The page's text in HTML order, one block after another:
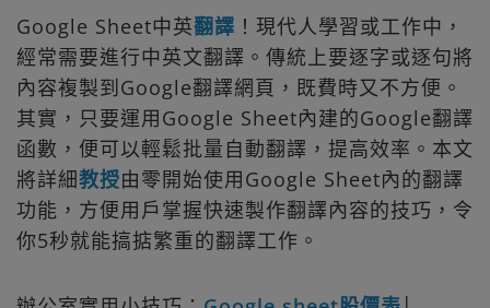
Google Sheet中英翻譯 ！現代人學習或工作中，
經常需要進行中英文翻譯。傳統上要逐字或逐句將
內容複製到Google翻譯網頁，既費時又不方便。
其實，只要運用Google Sheet內建的Google翻譯
函數，便可以輕鬆批量自動翻譯，提高效率。本文
將詳細教授由零開始使用Google Sheet內的翻譯
功能，方便用戶掌握快速製作翻譯內容的技巧，令
你5秒就能搞掂繁重的翻譯工作。